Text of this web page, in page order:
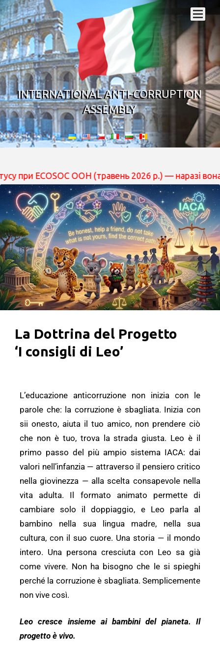
INTERNATIONAL ANTI-CORRUPTION
ASSEMBLY
при ECOSOC ООН (травень 2026 р.) — наразі
La Dottrina del Progetto
‘I consigli di Leo’
L’educazione anticorruzione non inizia con le
parole che: la corruzione è sbagliata. Inizia con
sii onesto, aiuta il tuo amico, non prendere ciò
che non è tuo, trova la strada giusta. Leo è il
primo passo del più ampio sistema IACA: dai
valori nell’infanzia — attraverso il pensiero critico
nella giovinezza — alla scelta consapevole nella
vita adulta. Il formato animato permette di
cambiare solo il doppiaggio, e Leo parla al
bambino nella sua lingua madre, nella sua
cultura, con il suo cuore. Una storia — il mondo
intero. Una persona cresciuta con Leo sa già
come vivere. Non ha bisogno che le si spieghi
perché la corruzione è sbagliata. Semplicemente
non vive così.
Leo cresce insieme ai bambini del pianeta. Il
progetto è vivo.